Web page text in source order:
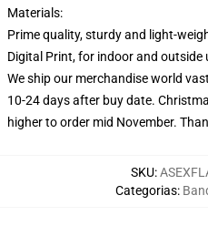
Materials:
Prime quality, sturdy and light-
Digital Print, for indoor and outside
We ship our merchandise world
10-24 days after buy date.
higher to order mid November.
SKU:
Categorias: